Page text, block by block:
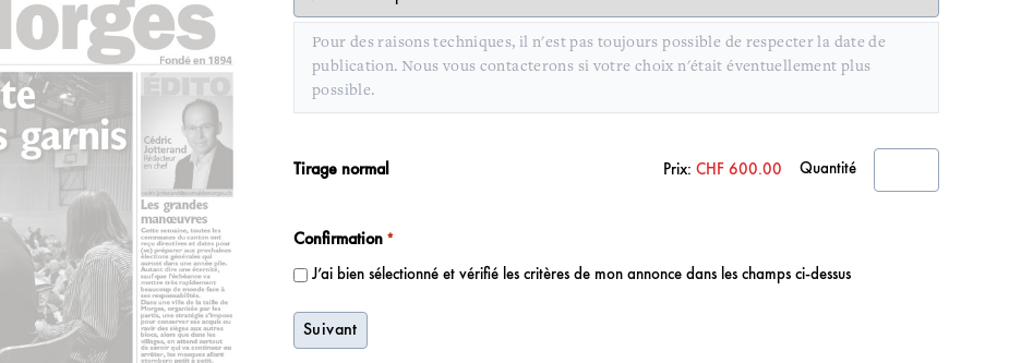
Pour des raisons techniques, il n'est pas toujours possible de respecter la date de
publication. Nous vous contacterons si votre choix n'était éventuellement plus
possible.
Tirage normal Prix: CHF 600.00 Quantité
Confirmation *
J’ai bien sélectionné et vérifié les critères de mon annonce dans les champs ci-dessus